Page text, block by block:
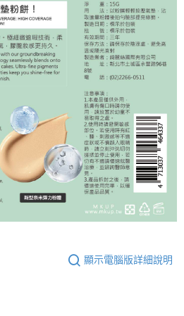
顯示電腦版詳細說明